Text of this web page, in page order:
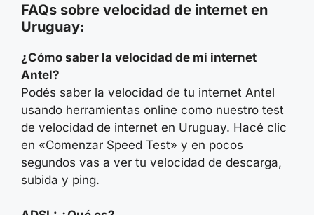
FAQs sobre velocidad de internet en
Uruguay:
¿Cómo saber la velocidad de mi internet
Antel?
Podés saber la velocidad de tu internet Antel
usando herramientas online como nuestro test
de velocidad de internet en Uruguay. Hacé clic
en «Comenzar Speed Test» y en pocos
segundos vas a ver tu velocidad de descarga,
subida y ping.